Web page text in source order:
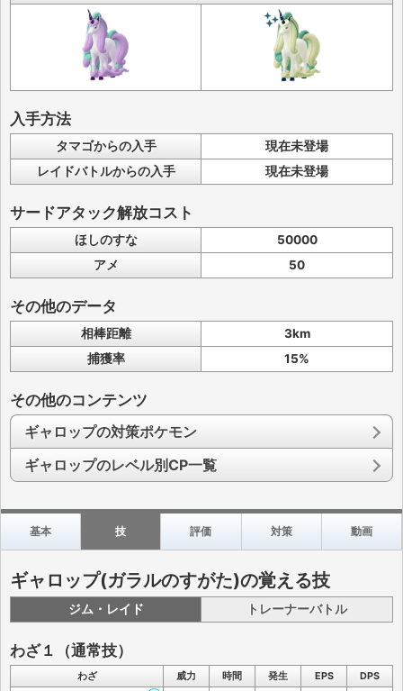
入手方法
タマゴからの入手
現在未登場
レイドバトルからの入手
現在未登場
サードアタック解放コスト
ほしのすな
50000
アメ
50
その他のデータ
相棒距離
3km
捕獲率
15%
その他のコンテンツ
ギャロップの対策ポケモン
ギャロップのレベル別CP一覧
基本 技 評価 対策 動画
ギャロップ(ガラルのすがた)の覚える技
ジム・レイド トレーナーバトル
わざ１（通常技）
わざ 威力 時間 発生 EPS
DPS